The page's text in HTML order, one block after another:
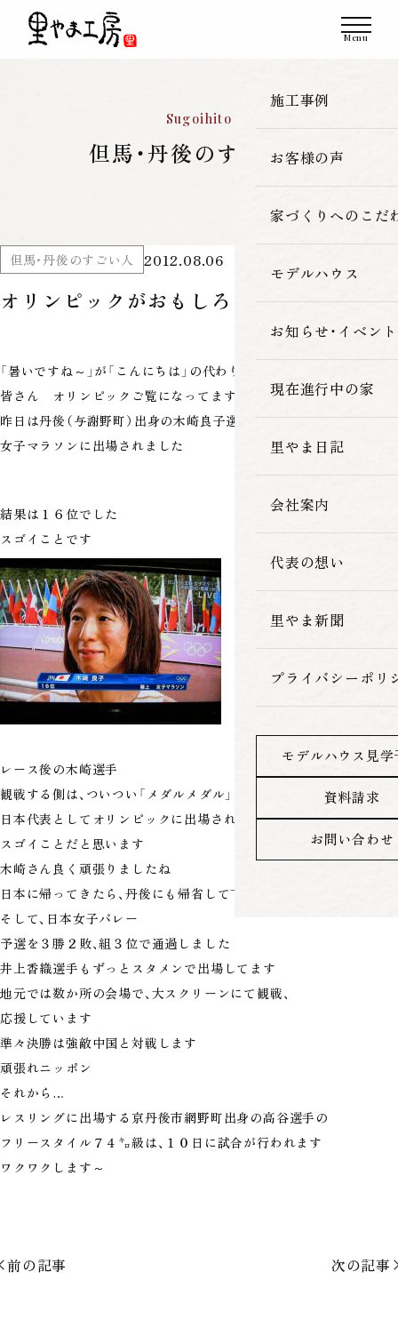
施工事例
一覧
新築
改築・リフォーム
お客様の声
家づくりへのこだ
里やま工房の家
素材へのこだわ
暮らしの性能
モデルハウス
お知らせ・イベント
現在進行中の家
里やま日記
会社案内
代表の想い
里やま新聞
プライバシーポリ
モデルハウス見学
資料請求
お問い合わせ
Sugoihito
但馬・丹後のすごい人
但馬・丹後のすごい人 2012.08.06
オリンピックがおもしろい♪
「暑いですね～」が「こんにちは」の代わりになっています
皆さん オリンピックご覧になってますよね～
昨日は丹後（与謝野町）出身の木崎良子選手が
女子マラソンに出場されました
結果は１６位でした
スゴイことです
レース後の木崎選手
観戦する側は、ついつい「メダルメダル」と期待してしまいますが、
日本代表としてオリンピックに出場されるだけでも
スゴイことだと思います
木崎さん良く頑張りましたね
日本に帰ってきたら、丹後にも帰省して下さいね
そして、日本女子バレー
予選を３勝２敗、組３位で通過しました
井上香織選手もずっとスタメンで出場してます
地元では数か所の会場で、大スクリーンにて観戦、
応援しています
準々決勝は強敵中国と対戦します
頑張れニッポン
それから…
レスリングに出場する京丹後市網野町出身の高谷選手の
フリースタイル７４㌔級は、１０日に試合が行われます
ワクワクします～
前の記事 次の記事